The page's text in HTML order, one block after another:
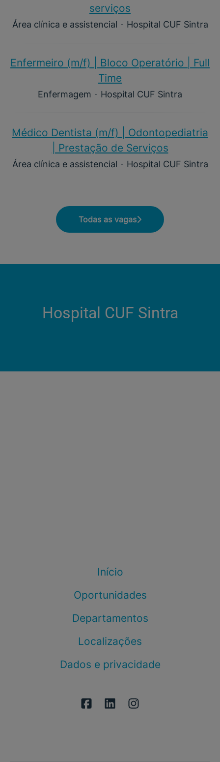
serviços
Área clínica e assistencial · Hospital CUF Sintra
Enfermeiro (m/f)​ | Bloco Operatório | Full
Time
Enfermagem · Hospital CUF Sintra
Médico Dentista (m/f) | Odontopediatria
| Prestação de Serviços
Área clínica e assistencial · Hospital CUF Sintra
Todas as vagas
Hospital CUF Sintra
Início
Oportunidades
Departamentos
Localizações
Dados e privacidade